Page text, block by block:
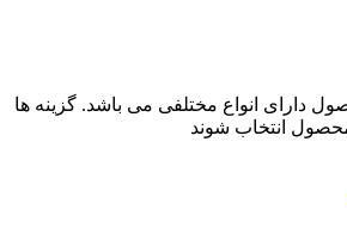
دارای انواع مختلفی می باشد. گزینه ها
انتخاب شوند